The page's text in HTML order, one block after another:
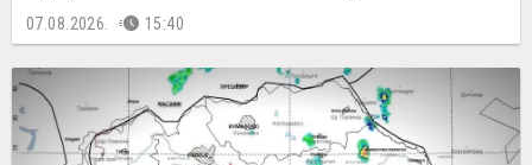
07.08.2026. 15:40